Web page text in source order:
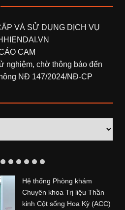
VÀ SỬ DỤNG DỊCH VỤ
CAM
nghiệm, chờ thông báo đến
NĐ 147/2024/NĐ-CP
Hệ thống Phòng khám
Chuyên khoa Trị liệu Thần
kinh Cột sống Hoa Kỳ (ACC)